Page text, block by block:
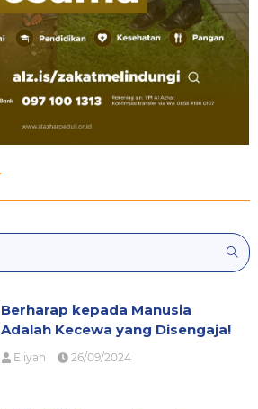
Berharap kepada Manusia
Adalah Kecewa yang Disengaja!
Eliyah 26/09/2024